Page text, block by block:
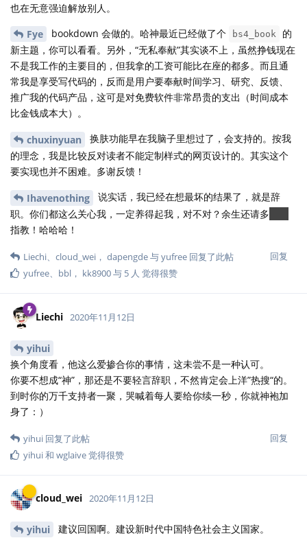
也在无意强迫解放别人。
Fye bookdown 会做的。哈神最近已经做了个 bs4_book
的
新主题，你可以看看。另外，“无私奉献”其实谈不上，虽然挣钱现在
不是我工作的主要目的，但我拿的工资可能比在座的都多。而且通
常我是享受写代码的，反而是用户要奉献时间学习、研究、反馈、
推广我的代码产品，这可是对免费软件非常昂贵的支出（时间成本
比金钱成本大）。
chuxinyuan
换肤功能早在我脑子里想过了，会支持的。按我
的理念，我是比较反对读者不能定制样式的网页设计的。其实这个
要实现也并不困难。多谢反馈！
Ihavenothing
说实话，我已经在想最坏的结果了，就是辞
职。你们都这么关心我，一定养得起我，对不对？余生还请多
指教！哈哈哈！
回复
Liechi、 cloud_wei ， dapengde与yufree 回复了此帖
yufree、 bbl ， kk8900与 5 人 觉得很赞
Liechi 2020年11月12日
yihui
换个角度看，他这么爱掺合你的事情，这未尝不是一种认可。
你要不想成“神”，那还是不要轻言辞职，不然肯定会上洋”热搜“的。
到时你的万千支持者一聚，哭喊着每人要给你续一秒，你就神袍加
身了：）
回复
yihui 回复了此帖
yihui和 wglaive觉得很赞
cloud_wei 2020年11月12日
yihui 建议回国啊。建设新时代中国特色社会主义国家。